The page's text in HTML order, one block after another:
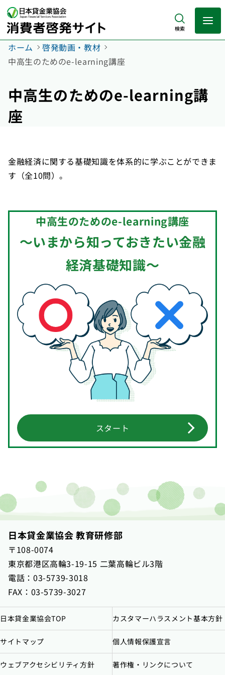
検索
ホーム
啓発動画・教材
中高生のためのe-learning講座
中高生のためのe-learning講
座
金融経済に関する基礎知識を体系的に学ぶことができま
す（全10問）。
中高生のためのe-learning講座
～いまから知っておきたい金融
経済基礎知識～
スタート
日本貸金業協会 教育研修部
〒108-0074
東京都港区高輪3-19-15 二葉高輪ビル3階
電話： 03-5739-3018
FAX：03-5739-3027
日本貸金業協会TOP カスタマーハラスメント基本方針
サイトマップ 個人情報保護宣言
ウェブアクセシビリティ方針 著作権・リンクについて